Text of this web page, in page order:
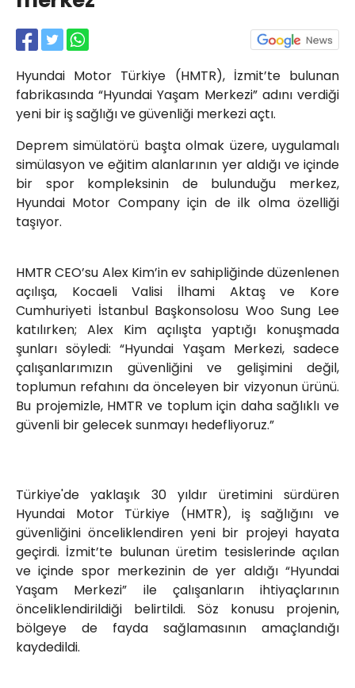
Hyundai Motor Türkiye (HMTR), İzmit’te bulunan
fabrikasında “Hyundai Yaşam Merkezi” adını verdiği
yeni bir iş sağlığı ve güvenliği merkezi açtı.
Deprem simülatörü başta olmak üzere, uygulamalı
simülasyon ve eğitim alanlarının yer aldığı ve içinde
bir spor kompleksinin de bulunduğu merkez,
Hyundai Motor Company için de ilk olma özelliği
taşıyor.
HMTR CEO’su Alex Kim’in ev sahipliğinde düzenlenen
açılışa, Kocaeli Valisi İlhami Aktaş ve Kore
Cumhuriyeti İstanbul Başkonsolosu Woo Sung Lee
katılırken; Alex Kim açılışta yaptığı konuşmada
şunları söyledi: “Hyundai Yaşam Merkezi, sadece
çalışanlarımızın güvenliğini ve gelişimini değil,
toplumun refahını da önceleyen bir vizyonun ürünü.
Bu projemizle, HMTR ve toplum için daha sağlıklı ve
güvenli bir gelecek sunmayı hedefliyoruz.”
Türkiye'de yaklaşık 30 yıldır üretimini sürdüren
Hyundai Motor Türkiye (HMTR), iş sağlığını ve
güvenliğini önceliklendiren yeni bir projeyi hayata
geçirdi. İzmit’te bulunan üretim tesislerinde açılan
ve içinde spor merkezinin de yer aldığı “Hyundai
Yaşam Merkezi” ile çalışanların ihtiyaçlarının
önceliklendirildiği belirtildi. Söz konusu projenin,
bölgeye de fayda sağlamasının amaçlandığı
kaydedildi.
Yahya Kaptan Mahallesi
Akkavaklar Caddesi No:17/4 İzmit-
KOCAELİ
kocaelisokak@gmail.com